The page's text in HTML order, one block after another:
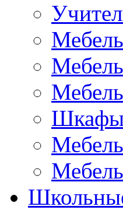
Шкафы